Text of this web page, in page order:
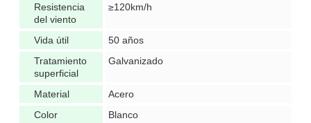
Resistencia
del viento
≥120km/h
Vida útil
50 años
Tratamiento
superficial
Galvanizado
Material
Acero
Color
Blanco